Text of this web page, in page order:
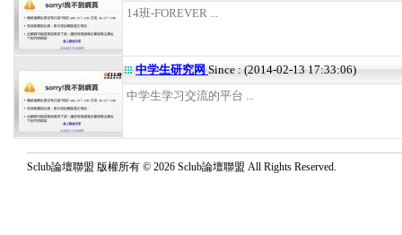
14班-FOREVER ...
中学生研究网 Since : (2014-02-13 17:33:06)
中学生学习交流的平台 ...
Sclub論壇聯盟 版權所有 © 2026 Sclub論壇聯盟 All Rights Reserved.